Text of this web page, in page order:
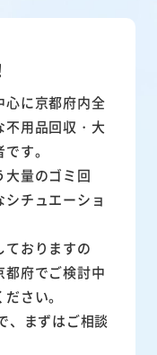
心に京都府内全
不用品回収・大
す。
大量のゴミ回
チュエーショ
ておりますの
都府でご検討中
さい。
、まずはご相談